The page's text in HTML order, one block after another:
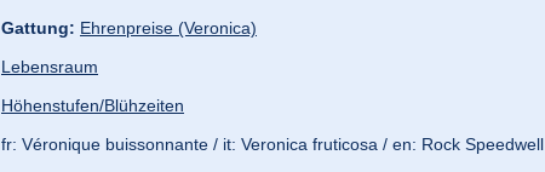
Gattung: Ehrenpreise (Veronica)
Lebensraum
Höhenstufen/Blühzeiten
fr: Véronique buissonnante / it: Veronica fruticosa / en: Rock Speedwell